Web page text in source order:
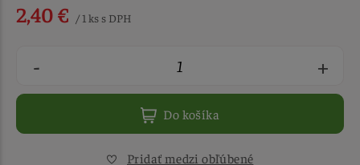
2,40 € / 1 ks s DPH
- +
Do košíka
Pridať medzi obľúbené